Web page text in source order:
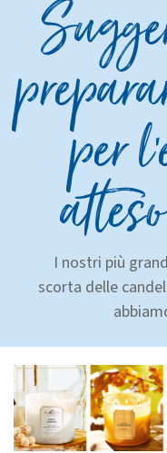
per
I nostri più
scorta delle